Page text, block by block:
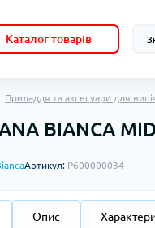
Каталог товарів
Приладдя та аксесуари для
BIANCA
Артикул: P600000034
Опис